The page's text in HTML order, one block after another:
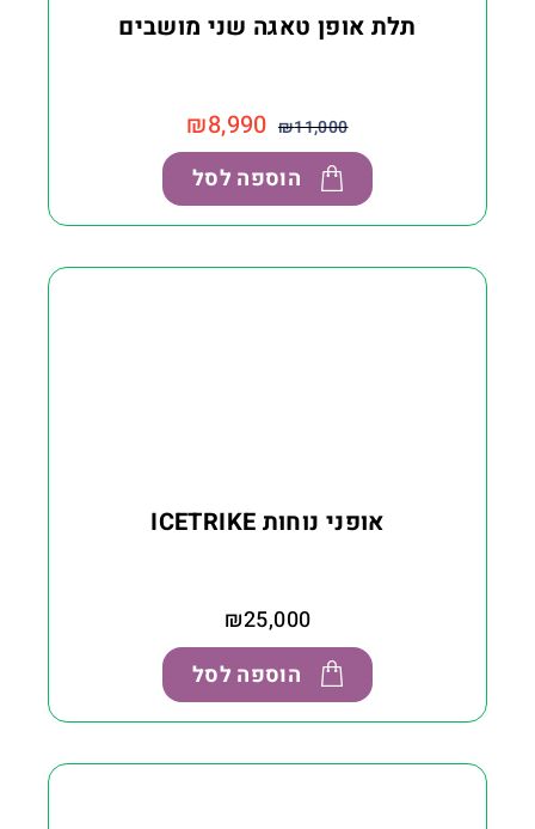
תלת אופן טאגה שני מושבים
₪11,000
₪8,990
הוספה לסל
אופני נוחות ICETRIKE
₪25,000
הוספה לסל